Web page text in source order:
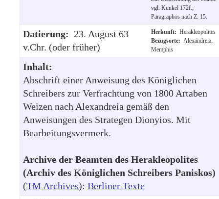
vgl. Kunkel 172f.;
Paragraphos nach Z. 15.
Datierung: 23. August 63
v.Chr. (oder früher)
Herkunft: Herakleopolites
Bezugsorte: Alexandreia,
Memphis
Inhalt:
Abschrift einer Anweisung des Königlichen
Schreibers zur Verfrachtung von 1800 Artaben
Weizen nach Alexandreia gemäß den
Anweisungen des Strategen Dionyios. Mit
Bearbeitungsvermerk.
Archive der Beamten des Herakleopolites
(Archiv des Königlichen Schreibers Paniskos)
(TM Archives): Berliner Texte